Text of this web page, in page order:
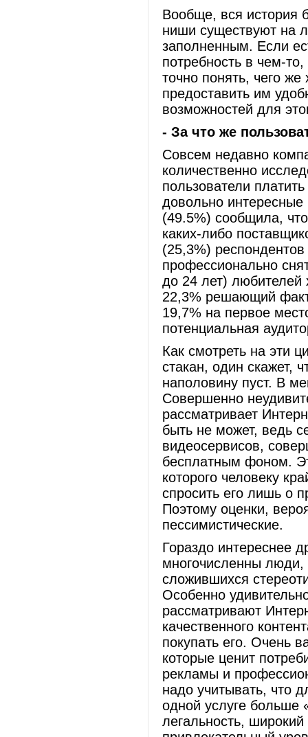
Вообще, вся история
ниши существуют на
заполненным. Если
потребность в чем-
точно понять, чего
предоставить им
возможностей для
- За что же
Совсем недавно
количественно
пользователи
довольно
(49.5%) сообщила,
каких-либо
(25,3%) респондентов
профессионально
до 24 лет)
22,3% решающий
19,7% на первое
потенциальная
Как смотреть на эти
стакан, один скажет,
наполовину пуст. В
Совершенно
рассматривает
быть не может, ведь
видеосервисов,
бесплатным фоном.
которого человеку
спросить его лишь о
Поэтому оценки,
пессимистические.
Гораздо интереснее
многочисленны люди,
сложившихся
Особенно
рассматривают
качественного
покупать его. Очень
которые ценит
рекламы и
надо учитывать, что
одной услуге больше
легальность,